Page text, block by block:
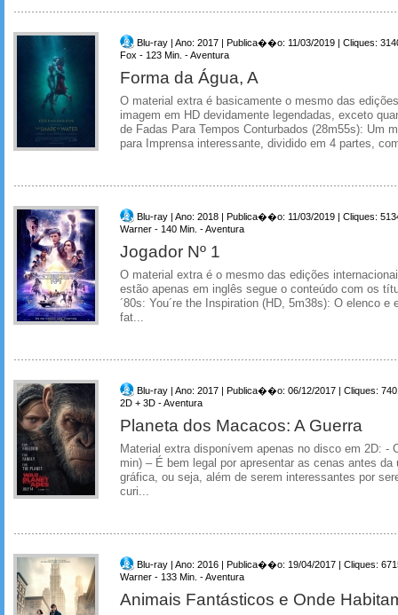
Blu-ray | Ano: 2017 | Publica��o: 11/03/2019 | Cliques:
Fox - 123 Min. - Aventura
Forma da Água, A
O material extra é basicamente o mesmo das
imagem em HD devidamente legendadas, exceto
de Fadas Para Tempos Conturbados (28m55s): Um
para Imprensa interessante, dividido em 4 partes,
Blu-ray | Ano: 2018 | Publica��o: 11/03/2019 | Cliques:
Warner - 140 Min. - Aventura
Jogador Nº 1
O material extra é o mesmo das edições
estão apenas em inglês segue o conteúdo com os
´80s: You´re the Inspiration (HD, 5m38s): O elenco e
fat...
Blu-ray | Ano: 2017 | Publica��o: 06/12/2017 | Cliques:
2D + 3D - Aventura
Planeta dos Macacos: A Guerra
Material extra disponívem apenas no disco em 2D: -
min) – É bem legal por apresentar as cenas antes
gráfica, ou seja, além de serem interessantes por
curi...
Blu-ray | Ano: 2016 | Publica��o: 19/04/2017 | Cliques:
Warner - 133 Min. - Aventura
Animais Fantásticos e Onde